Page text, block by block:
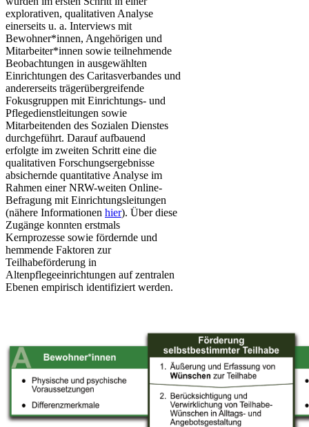
explorativen, qualitativen Analyse
einerseits u. a. Interviews mit
Bewohner*innen, Angehörigen und
Mitarbeiter*innen sowie teilnehmende
Beobachtungen in ausgewählten
Einrichtungen des Caritasverbandes und
andererseits trägerübergreifende
Fokusgruppen mit Einrichtungs- und
Pflegedienstleitungen sowie
Mitarbeitenden des Sozialen Dienstes
durchgeführt. Darauf aufbauend
erfolgte im zweiten Schritt eine die
qualitativen Forschungsergebnisse
absichernde quantitative Analyse im
Rahmen einer NRW-weiten Online-
Befragung mit Einrichtungsleitungen
(nähere Informationen hier). Über diese
Zugänge konnten erstmals
Kernprozesse sowie fördernde und
hemmende Faktoren zur
Teilhabeförderung in
Altenpflegeeinrichtungen auf zentralen
Ebenen empirisch identifiziert werden.